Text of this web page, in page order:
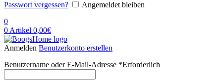
Passwort vergessen?
Angemeldet bleiben
0
0 Artikel 0,00€
Anmelden Benutzerkonto erstellen
Benutzername oder E-Mail-Adresse *Erforderlich